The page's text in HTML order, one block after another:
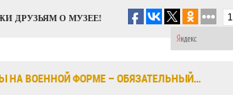
ДРУЗЬЯМ О МУЗЕЕ! 1
НА ВОЕННОЙ ФОРМЕ – ОБЯЗАТЕЛЬНЫЙ…